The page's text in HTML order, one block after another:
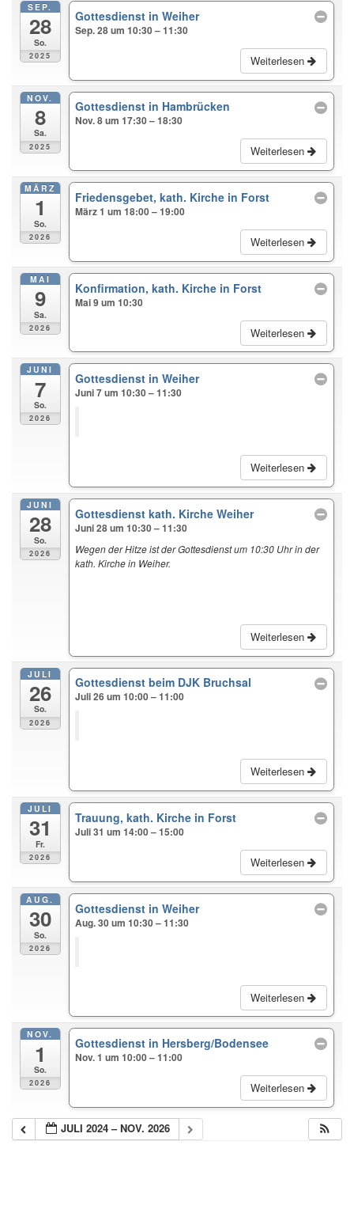
SEP.
28
So.
2025
Gottesdienst in Weiher
Sep. 28 um 10:30 – 11:30
Weiterlesen
NOV.
8
Sa.
2025
Gottesdienst in Hambrücken
Nov. 8 um 17:30 – 18:30
Weiterlesen
MÄRZ
1
So.
2026
Friedensgebet, kath. Kirche in Forst
März 1 um 18:00 – 19:00
Weiterlesen
MAI
9
Sa.
2026
Konfirmation, kath. Kirche in Forst
Mai 9 um 10:30
Weiterlesen
JUNI
7
So.
2026
Gottesdienst in Weiher
Juni 7 um 10:30 – 11:30
Weiterlesen
JUNI
28
So.
2026
Gottesdienst kath. Kirche Weiher
Juni 28 um 10:30 – 11:30
Wegen der Hitze ist der Gottesdienst um 10:30 Uhr in der
kath. Kirche in Weiher.
Weiterlesen
JULI
26
So.
2026
Gottesdienst beim DJK Bruchsal
Juli 26 um 10:00 – 11:00
Weiterlesen
JULI
31
Fr.
2026
Trauung, kath. Kirche in Forst
Juli 31 um 14:00 – 15:00
Weiterlesen
AUG.
30
So.
2026
Gottesdienst in Weiher
Aug. 30 um 10:30 – 11:30
Weiterlesen
NOV.
1
So.
2026
Gottesdienst in Hersberg/Bodensee
Nov. 1 um 10:00 – 11:00
Weiterlesen
JULI 2024 – NOV. 2026